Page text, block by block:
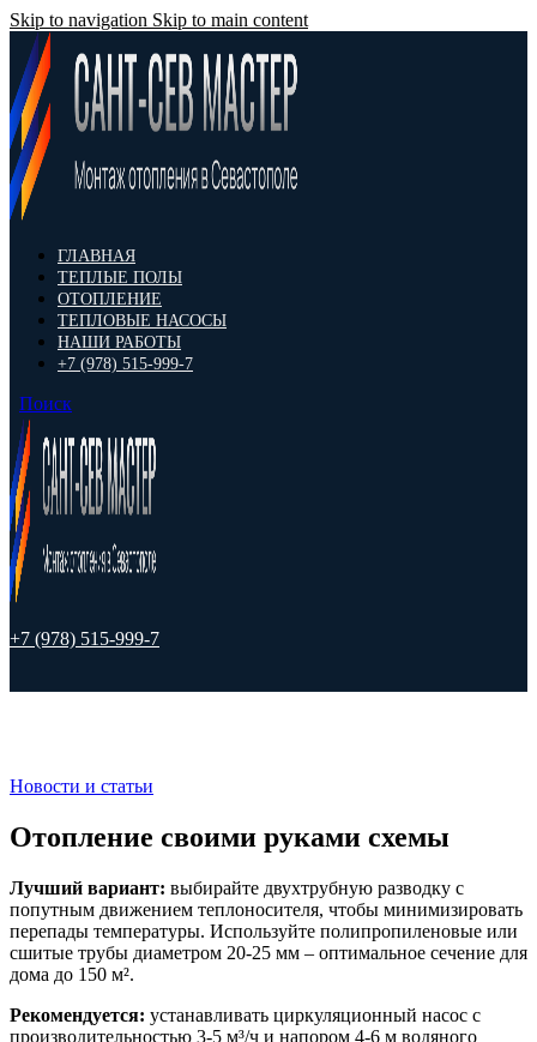
Skip to navigation Skip to main content
ГЛАВНАЯ
ТЕПЛЫЕ ПОЛЫ
ОТОПЛЕНИЕ
ТЕПЛОВЫЕ НАСОСЫ
НАШИ РАБОТЫ
+7 (978) 515-999-7
Поиск
+7 (978) 515-999-7
Новости и статьи
Отопление своими руками схемы
Лучший вариант: выбирайте двухтрубную разводку с
попутным движением теплоносителя, чтобы минимизировать
перепады температуры. Используйте полипропиленовые или
сшитые трубы диаметром 20-25 мм – оптимальное сечение для
дома до 150 м².
Рекомендуется: устанавливать циркуляционный насос с
производительностью 3-5 м³/ч и напором 4-6 м водяного